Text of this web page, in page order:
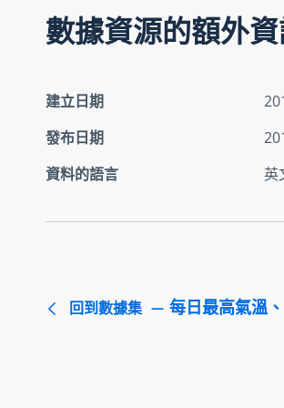
數據資源的額外
建立日期
發布日期
資料的語言
英
回到數據集 每日最高氣溫